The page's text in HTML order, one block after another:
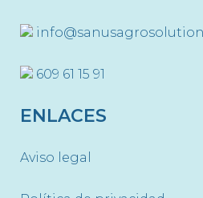
609 61 15 91
ENLACES
Aviso legal